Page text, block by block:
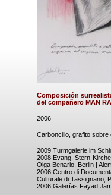
Composición
del compañero MAN
2006
Carboncillo, grafito
2009 Turmgalerie im
2008 Evang. Stern-
Olga Benario, Berlin |
2006 Centro di
Culturale di Tassignano,
2006 Galerías Fayad